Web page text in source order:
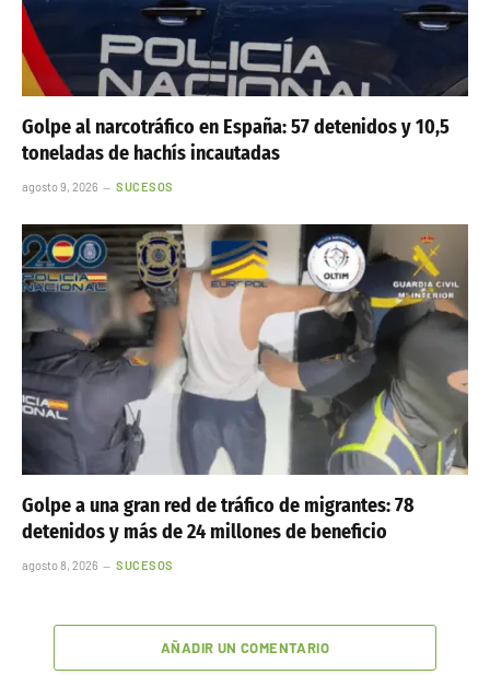
Golpe al narcotráfico en España: 57 detenidos y 10,5
toneladas de hachís incautadas
agosto 9, 2026 SUCESOS
Golpe a una gran red de tráfico de migrantes: 78
detenidos y más de 24 millones de beneficio
agosto 8, 2026 SUCESOS
AÑADIR UN COMENTARIO